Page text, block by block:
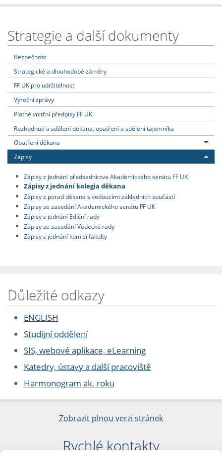
Strategie a další dokumenty
Bezpečnost
Strategické a dlouhodobé záměry
FF UK pro udržitelnost
Výroční zprávy
Platné vnitřní předpisy FF UK
Rozhodnutí a sdělení děkana, opatření a sdělení tajemníka
Opatření děkana
Zápisy
Zápisy z jednání předsednictva Akademického senátu FF UK
Zápisy z jednání kolegia děkana
Zápisy z porad děkana s vedoucími základních součástí
Zápisy ze zasedání Akademického senátu FF UK
Zápisy z jednání Ediční rady
Zápisy ze zasedání Vědecké rady
Zápisy z jednání komisí fakulty
Důležité odkazy
ENGLISH
Studijní oddělení
SIS, webové aplikace, eLearning
Katedry, ústavy a další pracoviště
Harmonogram ak. roku
Zobrazit plnou verzi stránek
Rychlé kontakty